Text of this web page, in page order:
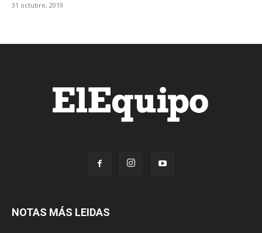
31 octubre, 2019
NOTAS MÁS LEIDAS